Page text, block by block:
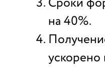
на 40%.
ускорено